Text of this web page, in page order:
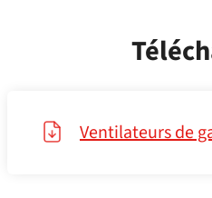
Ventilateurs de gaz de